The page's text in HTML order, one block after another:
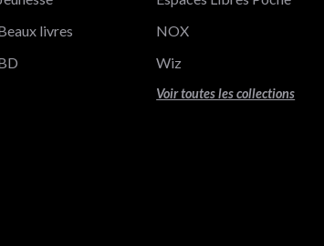
livres
NOX
Wiz
Voir toutes les collections